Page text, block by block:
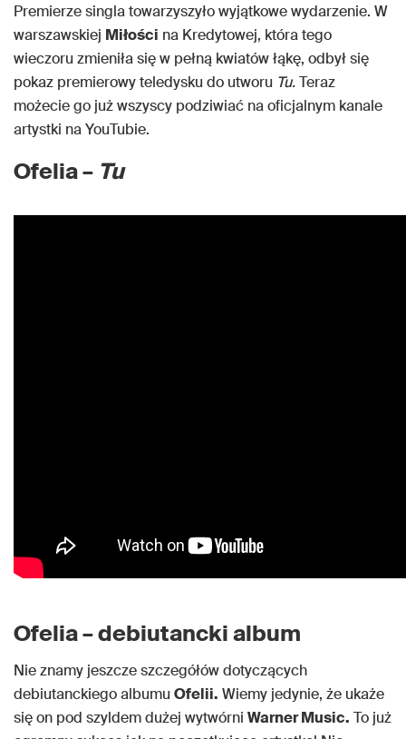
Premierze singla towarzyszyło wyjątkowe wydarzenie. W
warszawskiej Miłości na Kredytowej, która tego
wieczoru zmieniła się w pełną kwiatów łąkę, odbył się
pokaz premierowy teledysku do utworu Tu.Teraz
możecie go już wszyscy podziwiać na oficjalnym kanale
artystki na YouTubie.
Ofelia – Tu
Ofelia – debiutancki album
Nie znamy jeszcze szczegółów dotyczących
debiutanckiego albumu Ofelii. Wiemy jedynie, że ukaże
się on pod szyldem dużej wytwórni Warner Music. To już